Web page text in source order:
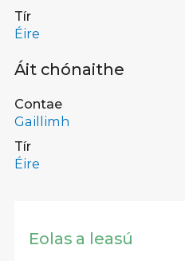
Tír
Éire
Áit chónaithe
Contae
Gaillimh
Tír
Éire
Eolas a leasú